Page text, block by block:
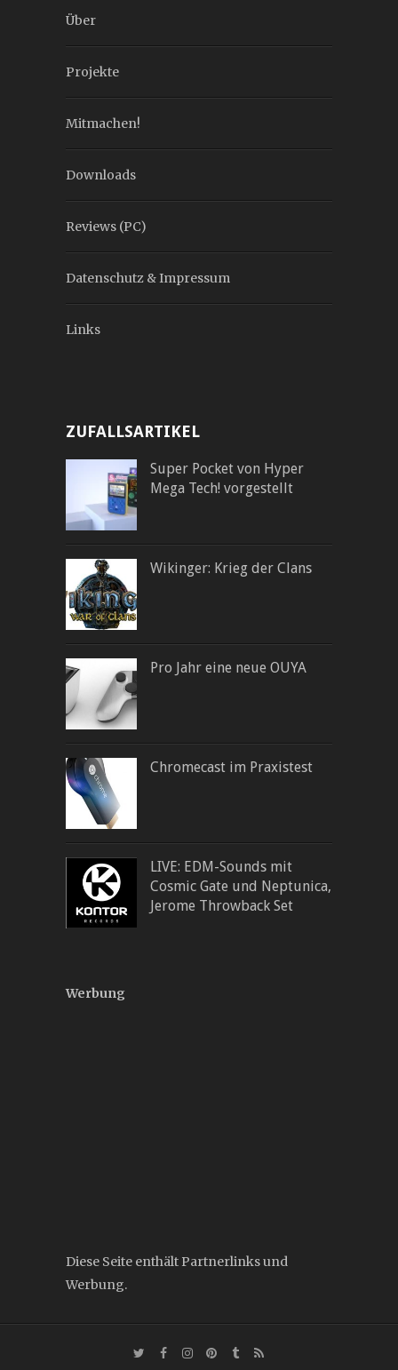
Über
Projekte
Mitmachen!
Downloads
Reviews (PC)
Datenschutz & Impressum
Links
ZUFALLSARTIKEL
Super Pocket von Hyper
Mega Tech! vorgestellt
Wikinger: Krieg der Clans
Pro Jahr eine neue OUYA
Chromecast im Praxistest
LIVE: EDM-Sounds mit
Cosmic Gate und Neptunica,
Jerome Throwback Set
Werbung
Diese Seite enthält Partnerlinks und
Werbung.